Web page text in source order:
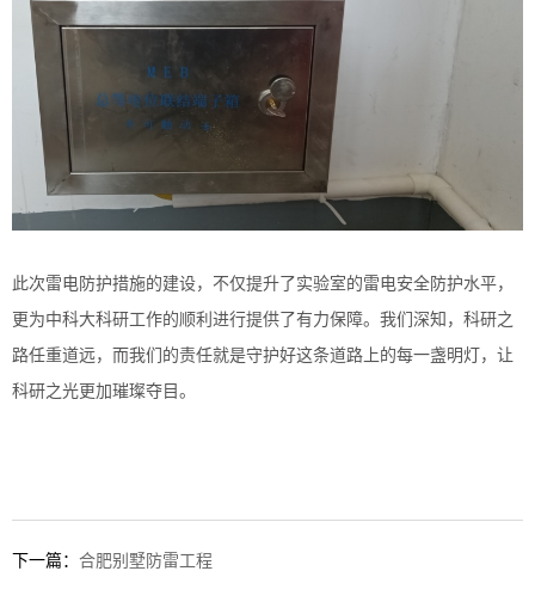
此次雷电防护措施的建设，不仅提升了实验室的雷电安全防护水平，
更为中科大科研工作的顺利进行提供了有力保障。我们深知，科研之
路任重道远，而我们的责任就是守护好这条道路上的每一盏明灯，让
科研之光更加璀璨夺目。
下一篇： 合肥别墅防雷工程